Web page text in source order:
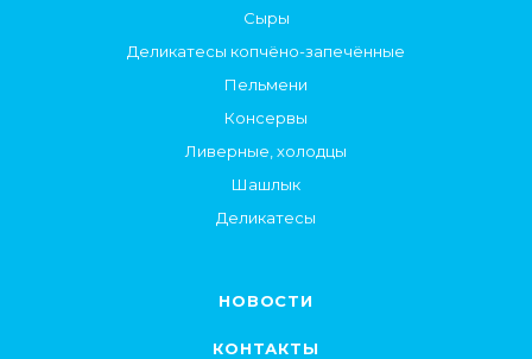
Сыры
Деликатесы копчёно-запечённые
Пельмени
Консервы
Ливерные, холодцы
Шашлык
Деликатесы
НОВОСТИ
КОНТАКТЫ